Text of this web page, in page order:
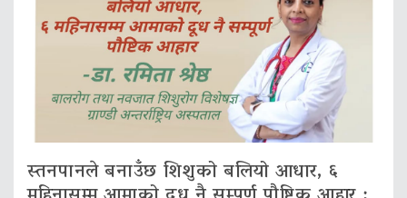
स्तनपानले बनाउँछ शिशुको बलियो आधार, ६